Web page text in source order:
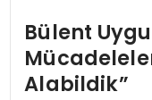
Bülent
Alabildik”